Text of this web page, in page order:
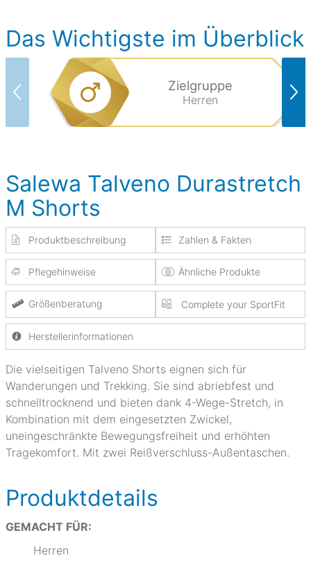
Das Wichtigste im Überblick
Zielgruppe
Herren
Salewa Talveno Durastretch
M Shorts
Produktbeschreibung Zahlen & Fakten
Pflegehinweise Ähnliche Produkte
Größenberatung Complete your SportFit
Herstellerinformationen
Die vielseitigen Talveno Shorts eignen sich für
Wanderungen und Trekking. Sie sind abriebfest und
schnelltrocknend und bieten dank 4-Wege-Stretch, in
Kombination mit dem eingesetzten Zwickel,
uneingeschränkte Bewegungsfreiheit und erhöhten
Tragekomfort. Mit zwei Reißverschluss-Außentaschen.
Produktdetails
GEMACHT FÜR:
Herren